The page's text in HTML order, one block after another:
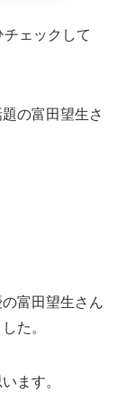
ェックして
の富田望生さ
富田望生さん
た。
ます。